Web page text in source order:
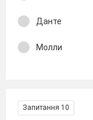
Данте
Молли
Запитання 10